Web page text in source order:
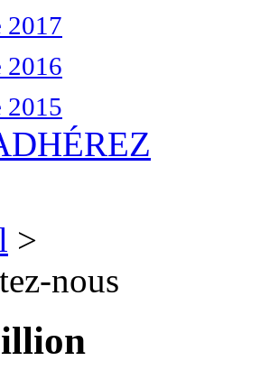
2017
2016
2015
>
nous